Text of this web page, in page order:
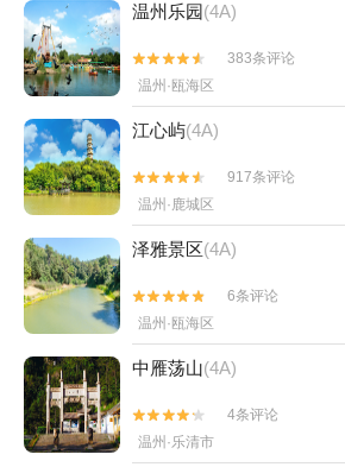
温州乐园(4A)


383条评论
温州·瓯海区
江心屿(4A)


917条评论
温州·鹿城区
泽雅景区(4A)


6条评论
温州·瓯海区
中雁荡山(4A)


4条评论
温州·乐清市